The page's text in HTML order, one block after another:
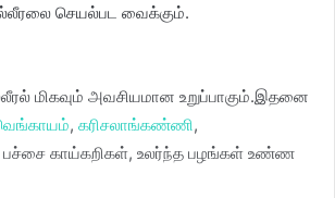
செயல்பட வைக்கும்.
மிகவும் அவசியமான உறுப்பாகும்.இதனை
, கரிசலாங்கண்ணி,
பச்சை காய்கறிகள், உலர்ந்த பழங்கள் உண்ண